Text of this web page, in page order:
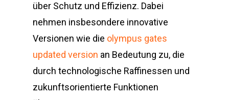
über Schutz und Effizienz. Dabei
nehmen insbesondere innovative
Versionen wie die olympus gates
updated version an Bedeutung zu, die
durch technologische Raffinessen und
zukunftsorientierte Funktionen